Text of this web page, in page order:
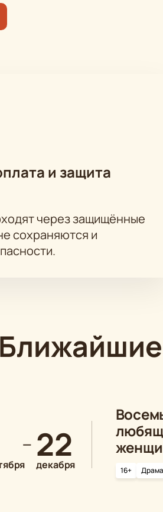
и защита
через защищённые
сохраняются и
— 22
декабря 16+ Драма